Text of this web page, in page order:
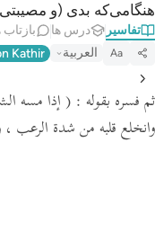
هنگامی‌که بدی (و
تفاسیر درس ها بازتاب
Aa العربية Kathir
ثم فسره بقوله : ( إذا مسه
وانخلع قلبه من شدة